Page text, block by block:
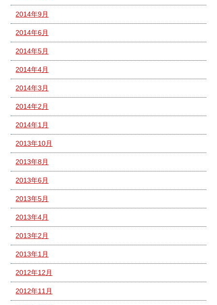
2014年9月
2014年6月
2014年5月
2014年4月
2014年3月
2014年2月
2014年1月
2013年10月
2013年8月
2013年6月
2013年5月
2013年4月
2013年2月
2013年1月
2012年12月
2012年11月